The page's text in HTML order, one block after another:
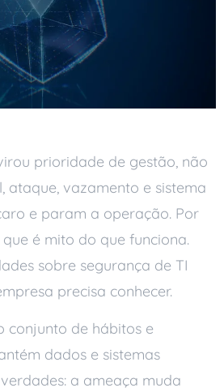
prioridade de gestão, não
ataque, vazamento e sistema
e param a operação. Por
é mito do que funciona.
sobre segurança de TI
precisa conhecer.
conjunto de hábitos e
dados e sistemas
a ameaça muda